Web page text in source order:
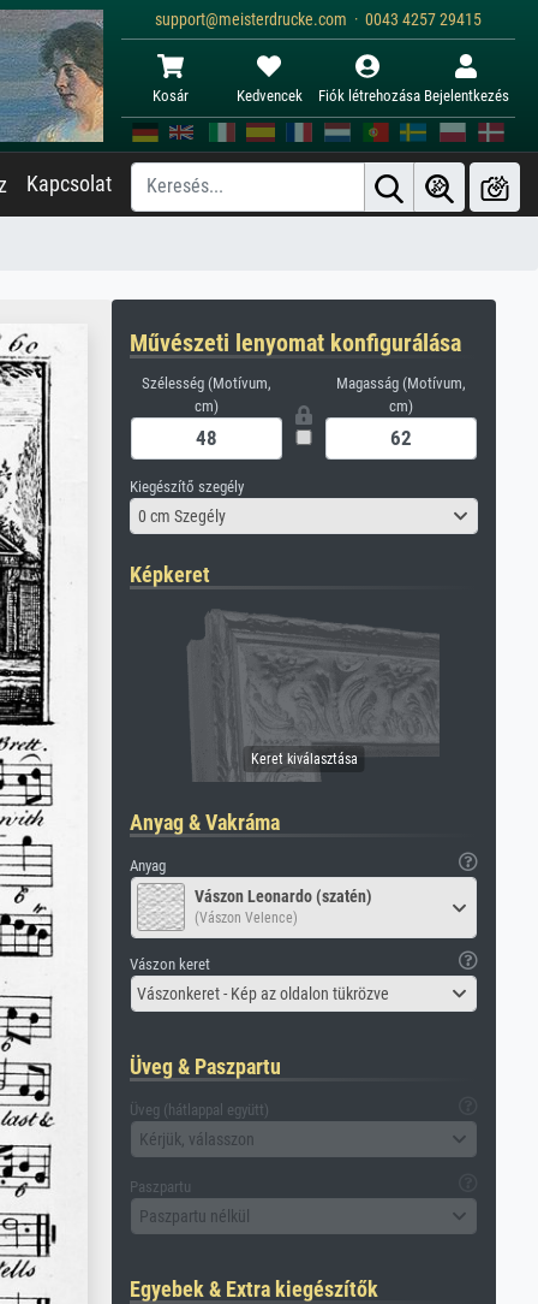
support@meisterdrucke.com · 0043 4257 29415
Kosár Kedvencek Fiók létrehozása Bejelentkezés
Kapcsolat
Művészeti lenyomat konfigurálása
Szélesség (Motívum,
cm)
Magasság (Motívum,
cm)
Kiegészítő szegély
0 cm Szegély
Képkeret
Anyag & Vakráma
Anyag
Vászon Leonardo (szatén)
(Vászon Velence)
Vászon keret
Vászonkeret - Kép az oldalon tükrözve
Üveg & Paszpartu
Üveg (hátlappal együtt)
Kérjük, válasszon
Paszpartu
Paszpartu nélkül
Egyebek & Extra kiegészítők